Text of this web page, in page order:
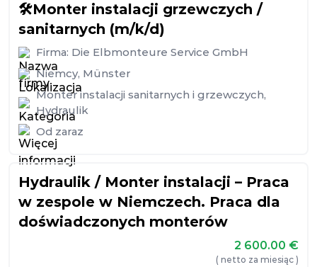
🛠️Monter instalacji grzewczych /
sanitarnych (m/k/d)
Firma: Die Elbmonteure Service GmbH
Niemcy, Münster
Monter instalacji sanitarnych i grzewczych,
Hydraulik
Od zaraz
Hydraulik / Monter instalacji – Praca
w zespole w Niemczech. Praca dla
doświadczonych monterów
2 600.00 €
( netto za miesiąc )